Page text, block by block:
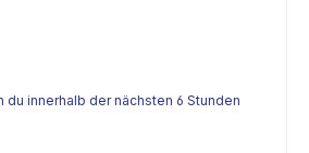
du innerhalb der nächsten 6 Stunden